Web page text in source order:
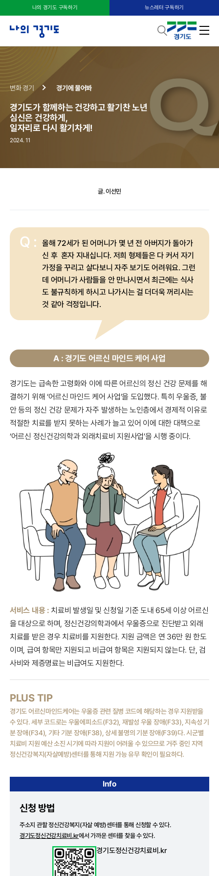
나의 경기도 구독하기 뉴스레터 구독하기
변화 경기 경기에 물어봐
경기도가 함께하는 건강하고 활기찬 노년
심신은 건강하게,
일자리로 다시 활기차게!
2024. 11
글. 이선민
Q :
올해 72세가 된 어머니가 몇 년 전 아버지가 돌아가
신 후 혼자 지내십니다. 저희 형제들은 다 커서 자기
가정을 꾸리고 살다보니 자주 보기도 어려워요. 그런
데 어머니가 사람들을 안 만나시면서 최근에는 식사
도 불규칙하게 하시고 나가시는 걸 더더욱 꺼리시는
것 같아 걱정입니다.
A : 경기도 어르신 마인드 케어 사업
경기도는 급속한 고령화와 이에 따른 어르신의 정신 건강 문제를 해
결하기 위해 ‘어르신 마인드 케어 사업’을 도입했다. 특히 우울증, 불
안 등의 정신 건강 문제가 자주 발생하는 노인층에서 경제적 이유로
적절한 치료를 받지 못하는 사례가 늘고 있어 이에 대한 대책으로
‘어르신 정신건강의학과 외래치료비 지원사업’을 시행 중이다.
서비스 내용 : 치료비 발생일 및 신청일 기준 도내 65세 이상 어르신
을 대상으로 하며, 정신건강의학과에서 우울증으로 진단받고 외래
치료를 받은 경우 치료비를 지원한다. 지원 금액은 연 36만 원 한도
이며, 급여 항목만 지원되고 비급여 항목은 지원되지 않는다. 단, 검
사비와 제증명료는 비급여도 지원한다.
PLUS TIP
경기도 어르신마인드케어는 우울증 관련 질병 코드에 해당하는 경우 지원받을
수 있다. 세부 코드로는 우울에피소드(F32), 재발성 우울 장애(F33), 지속성 기
분 장애(F34), 기타 기분 장애(F38), 상세 불명의 기분 장애(F39)다. 시군별
치료비 지원 예산 소진 시기에 따라 지원이 어려울 수 있으므로 거주 중인 지역
정신건강복지(자살예방)센터를 통해 지원 가능 유무 확인이 필요하다.
Info
신청 방법
주소지 관할 정신건강복지(자살 예방)센터를 통해 신청할 수 있다.
경기도정신건강치료비.kr에서 가까운 센터를 찾을 수 있다.
경기도정신건강치료비.kr